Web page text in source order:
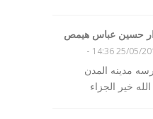
حسين عباس هيمص
25/05/2017
-
مدينه المدن